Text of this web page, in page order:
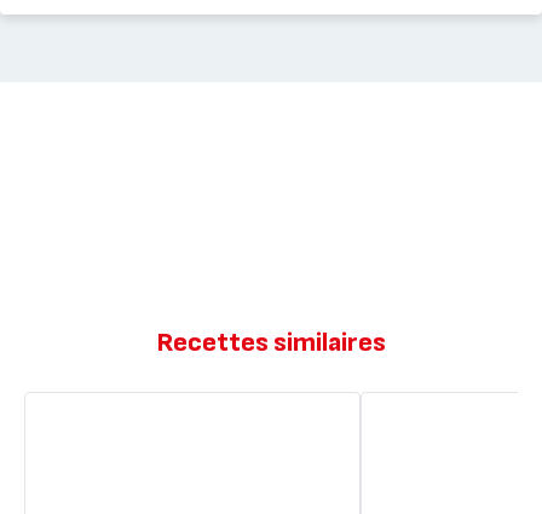
Recettes similaires